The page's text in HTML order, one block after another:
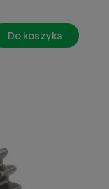
Do koszyka